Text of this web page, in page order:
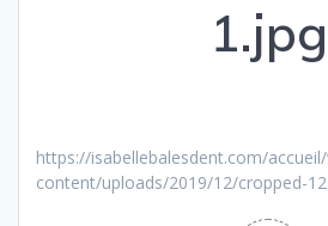
1.jpg
https://isabellebalesdent.com/
content/uploads/2019/12/cropped-